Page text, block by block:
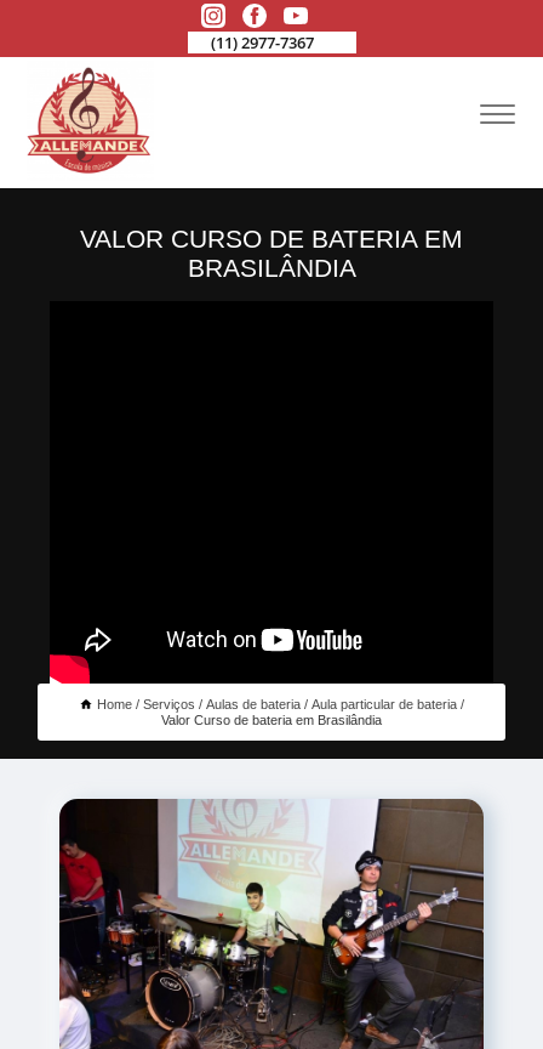
(11) 2977-7367
VALOR CURSO DE BATERIA EM
BRASILÂNDIA
Home Serviços Aulas de bateria
Aula particular de bateria
Valor Curso de bateria em Brasilândia